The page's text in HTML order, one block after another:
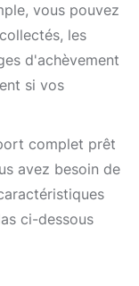
vous pouvez
les
d'achèvement
si vos
complet prêt
avez besoin de
ci-dessous